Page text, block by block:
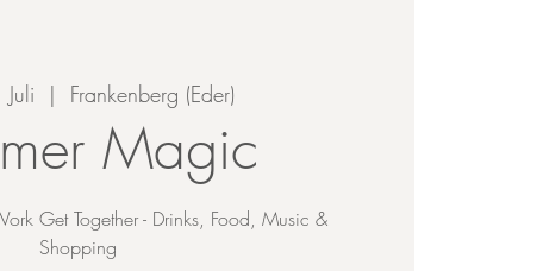
  |
Frankenberg (Eder)
Magic
Get Together - Drinks, Food, Music &
Shopping